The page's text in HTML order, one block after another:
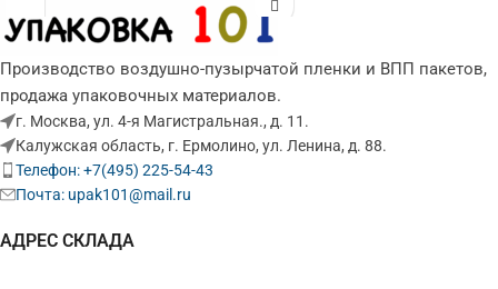
Производство воздушно-пузырчатой пленки и ВПП пакетов,
продажа упаковочных материалов.
г. Москва, ул. 4-я Магистральная., д. 11.
Калужская область, г. Ермолино, ул. Ленина, д. 88.
Телефон: +7(495) 225-54-43
Почта: upak101@mail.ru
АДРЕС СКЛАДА